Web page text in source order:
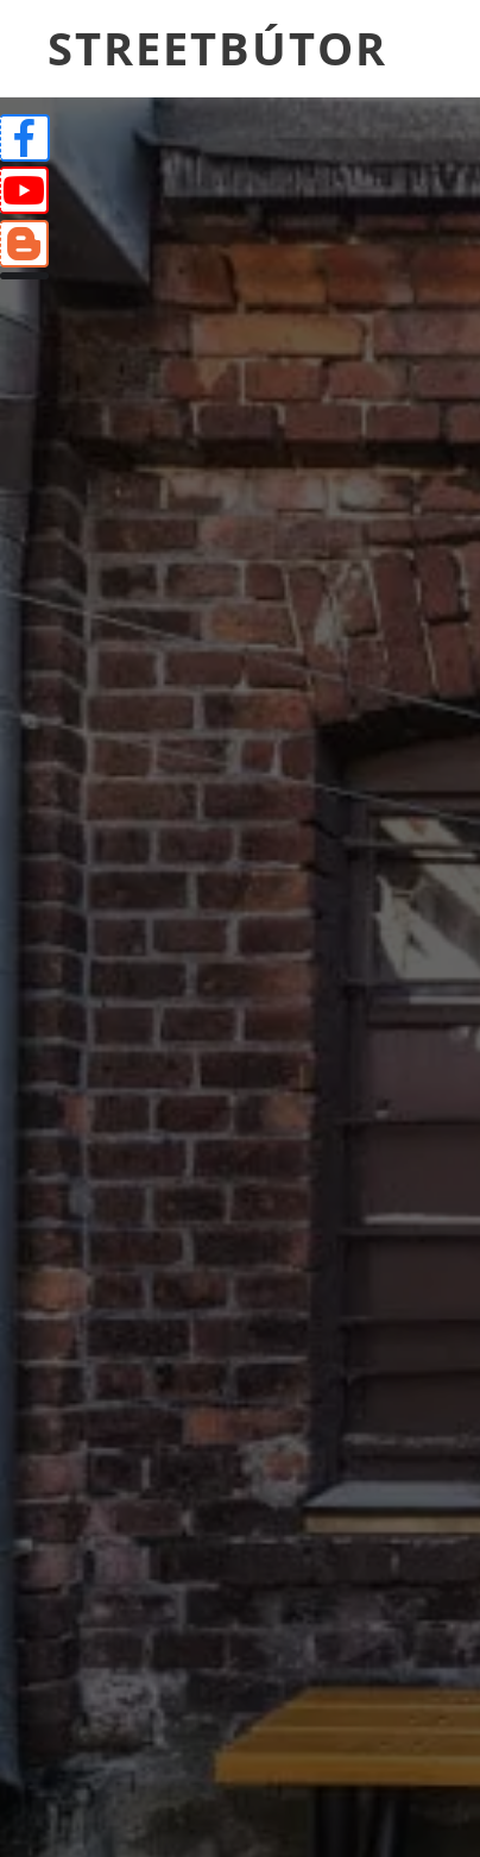
STREETBÚTOR